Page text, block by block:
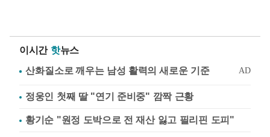
이시간 핫뉴스
정웅인 첫째 딸 "연기 준비중" 깜짝 근황
황기순 "원정 도박으로 전 재산 잃고 필리핀 도피"